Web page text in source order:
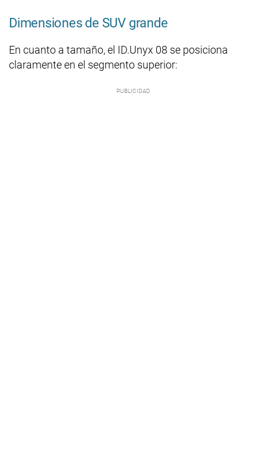
Dimensiones de SUV grande
En cuanto a tamaño, el ID.Unyx 08 se posiciona
claramente en el segmento superior: